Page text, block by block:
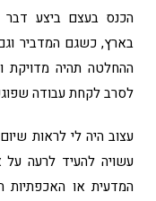
הכנס בעצם ביצע דבר
בארץ, כשגם המדביר וגם
ההחלטה תהיה מדויקת
לסרב לקחת עבודה
עצוב היה לי לראות
עשויה להעיד לרעה על
המדעית או האכפתיות